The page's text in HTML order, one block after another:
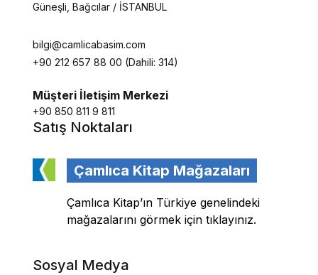
Tercüme Eserler
Süreli Yayınlar
Fazilet Takvimi
Yedikıta Dergisi
İnsan ve Hayat Dergisi
Çamlıca Çocuk Dergisi
Güneşli, Bağcılar / İSTANBUL
bilgi@camlicabasim.com
+90 212 657 88 00 (Dahili: 314)
Müşteri İletişim Merkezi
+90 850 811 9 811
Satış Noktaları
Çamlıca Kitap Mağazaları
Çamlıca Kitap’ın Türkiye genelindeki
mağazalarını görmek için tıklayınız.
Sosyal Medya